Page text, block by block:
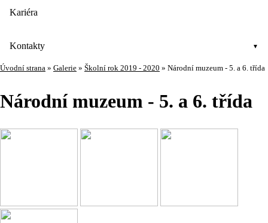
Kariéra
Kontakty
Úvodní strana » Galerie » Školní rok 2019 - 2020 » Národní muzeum - 5. a 6. třída
Národní muzeum - 5. a 6. třída